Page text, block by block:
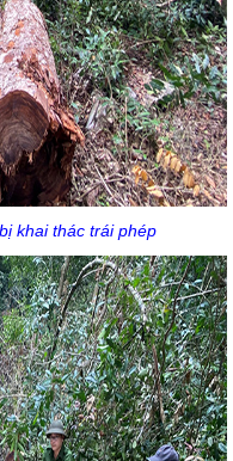
khai thác trái phép